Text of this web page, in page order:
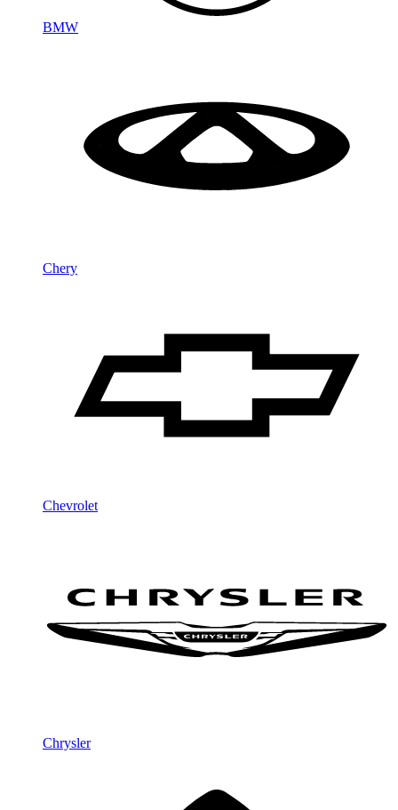
BMW
Chery
Chevrolet
Chrysler